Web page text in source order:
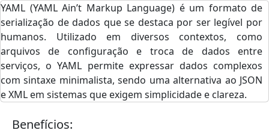
YAML (YAML Ain’t Markup Language) é um formato de
serialização de dados que se destaca por ser legível por
humanos. Utilizado em diversos contextos, como
arquivos de configuração e troca de dados entre
serviços, o YAML permite expressar dados complexos
com sintaxe minimalista, sendo uma alternativa ao JSON
e XML em sistemas que exigem simplicidade e clareza.
Benefícios: